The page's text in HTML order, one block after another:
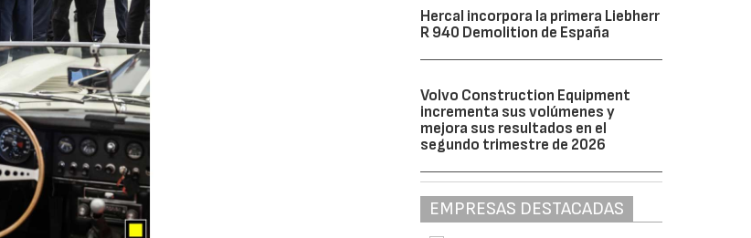
Hercal incorpora la primera Liebherr
R 940 Demolition de España
Volvo Construction Equipment
incrementa sus volúmenes y
mejora sus resultados en el
segundo trimestre de 2026
EMPRESAS DESTACADAS